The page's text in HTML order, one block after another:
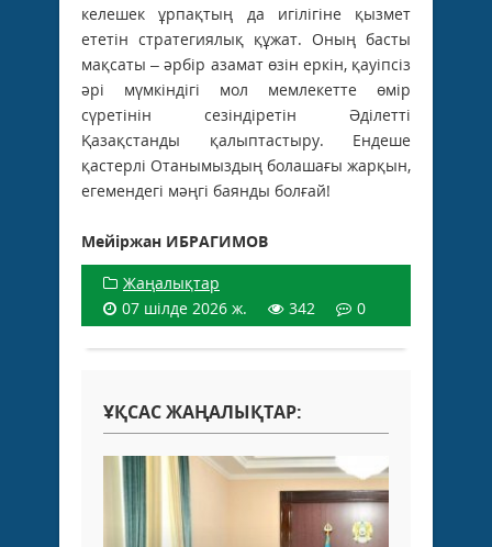
келешек ұрпақтың да игілігіне қызмет
ететін стратегиялық құжат. Оның бас­ты
мақсаты – әрбір азамат өзін еркін, қауіпсіз
әрі мүмкіндігі мол мемлекетте өмір
сүретінін сезіндіретін Әділетті
Қазақстанды қалыптастыру. Ендеше
қастерлі Отанымыздың болашағы жарқын,
егемендегі мәңгі баянды болғай!
Мейіржан ИБРАГИМОВ
Жаңалықтар
07 шілде 2026 ж.
342 0
ҰҚСАС ЖАҢАЛЫҚТАР: